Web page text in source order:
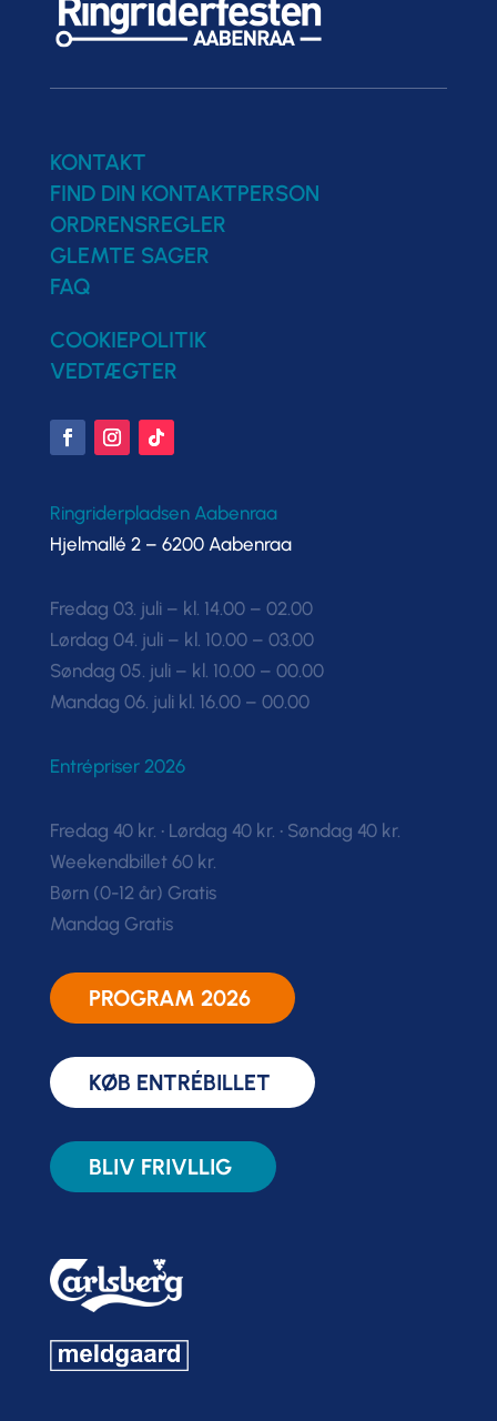
KONTAKT
FIND DIN KONTAKTPERSON
ORDRENSREGLER
GLEMTE SAGER
FAQ
COOKIEPOLITIK
VEDTÆGTER
Ringriderpladsen Aabenraa
Hjelmallé 2 – 6200 Aabenraa
Fredag 03. juli – kl. 14.00 – 02.00
Lørdag 04. juli – kl. 10.00 – 03.00
Søndag 05. juli – kl. 10.00 – 00.00
Mandag 06. juli kl. 16.00 – 00.00
Entrépriser 2026
Fredag 40 kr. • Lørdag 40 kr. • Søndag 40 kr.
Weekendbillet 60 kr.
Børn (0-12 år) Gratis
Mandag Gratis
PROGRAM 2026
KØB ENTRÉBILLET
BLIV FRIVLLIG